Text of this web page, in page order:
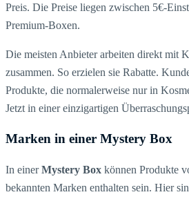
Preis. Die Preise liegen zwischen 5€-
Premium-Boxen.
Die meisten Anbieter arbeiten direkt mit
zusammen. So erzielen sie Rabatte.
Produkte, die normalerweise nur in
Jetzt in einer einzigartigen
Marken in einer Mystery Box
In einerMystery Box können Produkte
bekannten Marken enthalten sein. Hier